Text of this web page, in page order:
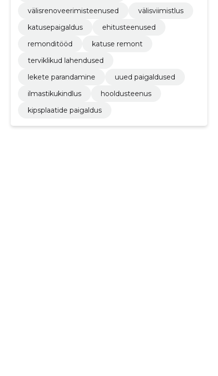
välisrenoveerimisteenused
välisviimistlus
katusepaigaldus
ehitusteenused
remonditööd
katuse remont
terviklikud lahendused
lekete parandamine
uued paigaldused
ilmastikukindlus
hooldusteenus
kipsplaatide paigaldus